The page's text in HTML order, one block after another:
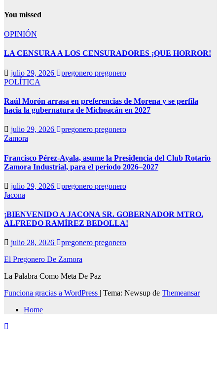
You missed
OPINIÓN
LA CENSURA A LOS CENSURADORES ¡QUE HORROR!
julio 29, 2026
pregonero pregonero
POLÍTICA
Raúl Morón arrasa en preferencias de Morena y se perfila
hacia la gubernatura de Michoacán en 2027
julio 29, 2026
pregonero pregonero
Zamora
Francisco Pérez-Ayala, asume la Presidencia del Club Rotario
Zamora Industrial, para el periodo 2026–2027
julio 29, 2026
pregonero pregonero
Jacona
¡BIENVENIDO A JACONA SR. GOBERNADOR MTRO.
ALFREDO RAMÍREZ BEDOLLA!
julio 28, 2026
pregonero pregonero
El Pregonero De Zamora
La Palabra Como Meta De Paz
Funciona gracias a WordPress | Tema: Newsup de Themeansar
Home